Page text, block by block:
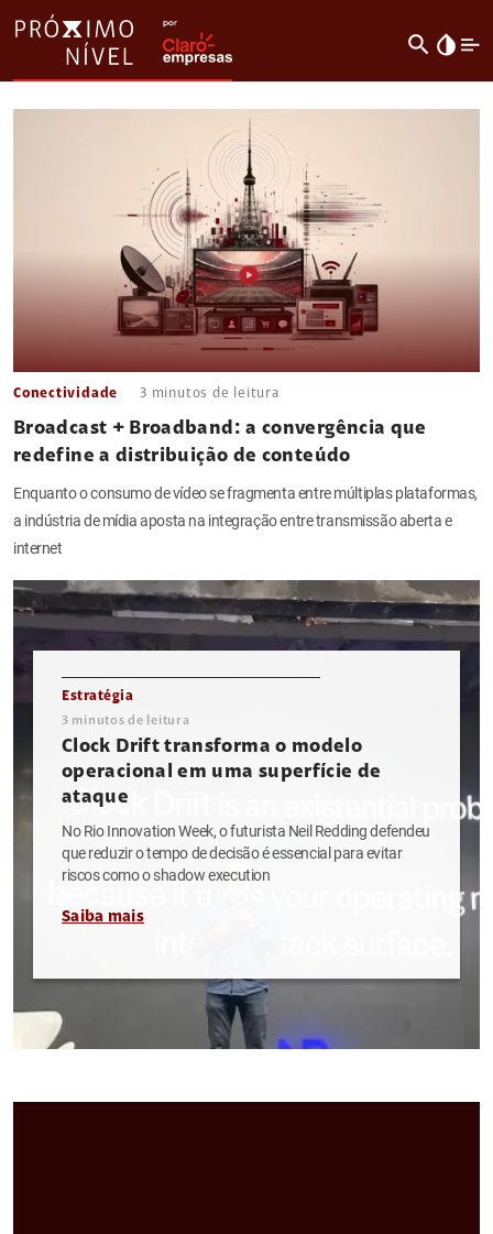
search invert_colors
Conectividade 3 minutos de leitura
Broadcast + Broadband: a convergência que
redefine a distribuição de conteúdo
Enquanto o consumo de vídeo se fragmenta entre múltiplas plataformas,
a indústria de mídia aposta na integração entre transmissão aberta e
internet
Estratégia
3 minutos de leitura
Clock Drift transforma o modelo
operacional em uma superfície de
ataque
No Rio Innovation Week, o futurista Neil Redding defendeu
que reduzir o tempo de decisão é essencial para evitar
riscos como o shadow execution
Saiba mais